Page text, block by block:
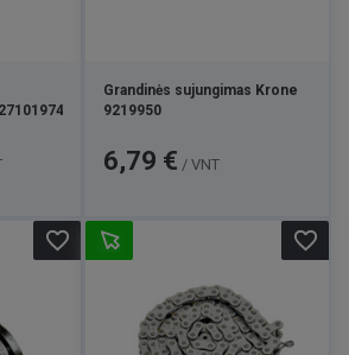
9219280
Grandinės sujungimas Krone
9219950
Kaina
6,79 € / VNT
favorite_border favorite_border